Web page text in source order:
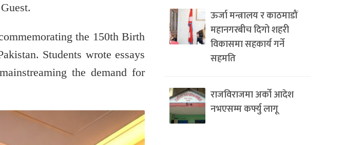
the 150th Birth
Students wrote essays
the demand for
ऊर्जा मन्त्रालय र काठमाडौं
महानगरबीच दिगो शहरी
विकासमा सहकार्य गर्ने
सहमति
राजविराजमा अर्को आदेश
नभएसम्म कर्फ्यु लागू